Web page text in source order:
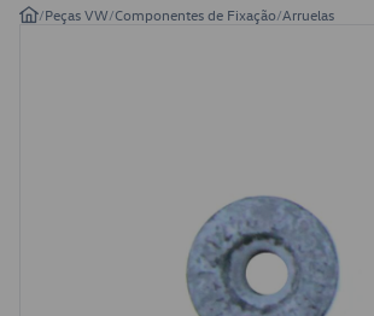
/Peças VW/Componentes de Fixação/Arruelas